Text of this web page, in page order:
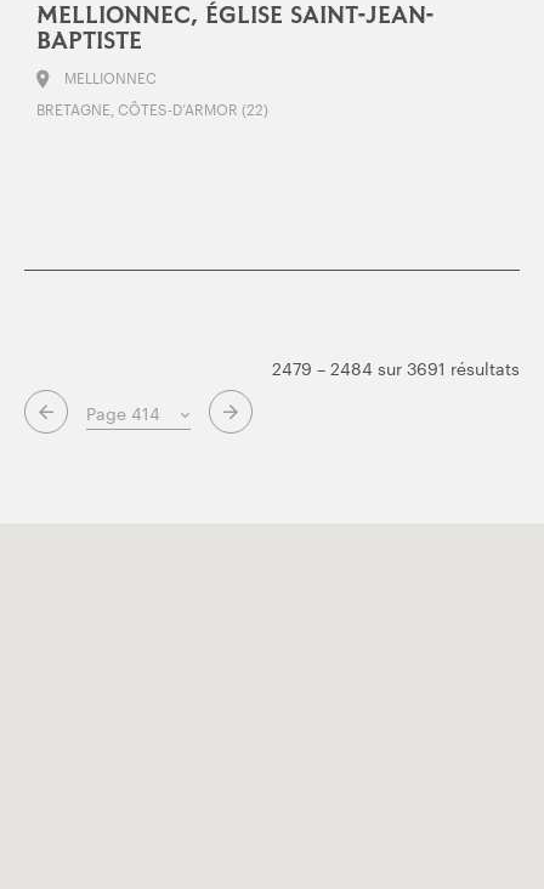
MELLIONNEC, ÉGLISE SAINT-JEAN-
BAPTISTE
MELLIONNEC
BRETAGNE, CÔTES-D’ARMOR (22)
Page suivante
2479 – 2484 sur 3691 résultats